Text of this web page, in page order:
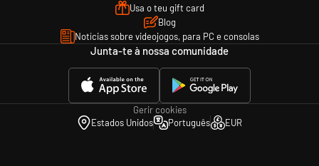
Usa o teu gift card
Blog
Notícias sobre videojogos, para PC e consolas
Junta-te à nossa comunidade
Gerir cookies
Estados Unidos
Português EUR